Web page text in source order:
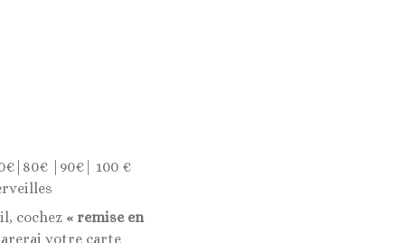
|90€| 100 €
cochez « remise en
votre carte